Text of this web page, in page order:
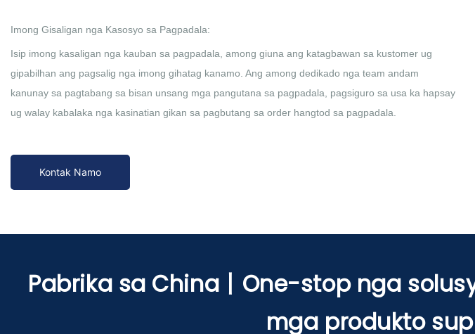
Imong Gisaligan nga Kasosyo sa Pagpadala:
Isip imong kasaligan nga kauban sa pagpadala, among giuna ang katagbawan sa kustomer ug
gipabilhan ang pagsalig nga imong gihatag kanamo. Ang among dedikado nga team andam
kanunay sa pagtabang sa bisan unsang mga pangutana sa pagpadala, pagsiguro sa usa ka hapsay
ug walay kabalaka nga kasinatian gikan sa pagbutang sa order hangtod sa pagpadala.
Kontak Namo
Pabrika sa China丨One-stop nga
mga produkto